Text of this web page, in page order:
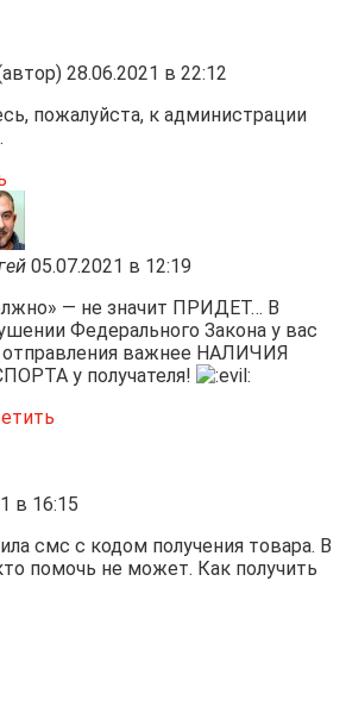
28.06.2021 в 22:12
пожалуйста, к администрации
05.07.2021 в 12:19
— не значит ПРИДЕТ… В
Федерального Закона у вас
отправления важнее НАЛИЧИЯ
у получателя!
в 16:15
смс с кодом получения товара. В
помочь не может. Как получить